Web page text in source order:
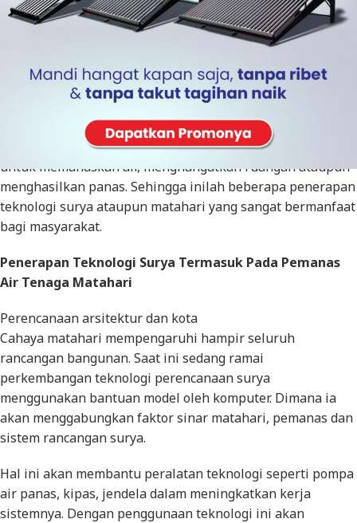
Pemanas air tenaga matahari
– Solar water heater
menggunakan radiasi surya untuk kebutuhan sehari-hari,
sebuah energi terbarukan. Dimana teknologi ini digunakan
untuk memanaskan air, menghangatkan ruangan ataupun
menghasilkan panas. Sehingga inilah beberapa penerapan
teknologi surya ataupun matahari yang sangat bermanfaat
bagi masyarakat.
Penerapan Teknologi Surya Termasuk Pada Pemanas
Air Tenaga Matahari
Perencanaan arsitektur dan kota
Cahaya matahari mempengaruhi hampir seluruh
rancangan bangunan. Saat ini sedang ramai
perkembangan teknologi perencanaan surya
menggunakan bantuan model oleh komputer. Dimana ia
akan menggabungkan faktor sinar matahari, pemanas dan
sistem rancangan surya.
Hal ini akan membantu peralatan teknologi seperti pompa
air panas, kipas, jendela dalam meningkatkan kerja
sistemnya. Dengan penggunaan teknologi ini akan